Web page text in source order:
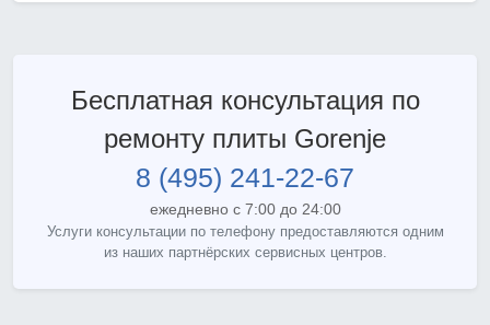
Бесплатная консультация по
ремонту плиты Gorenje
8 (495) 241-22-67
ежедневно с 7:00 до 24:00
Услуги консультации по телефону предоставляются одним
из наших партнёрских сервисных центров.